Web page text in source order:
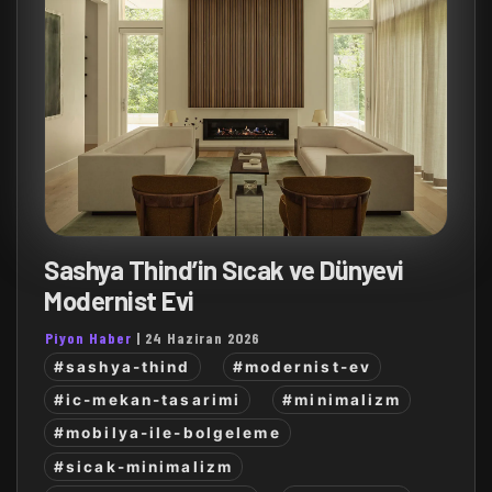
Sashya Thind’in Sıcak ve Dünyevi
Modernist Evi
Piyon Haber | 24 Haziran 2026
#sashya-thind
#modernist-ev
#ic-mekan-tasarimi
#minimalizm
#mobilya-ile-bolgeleme
#sicak-minimalizm